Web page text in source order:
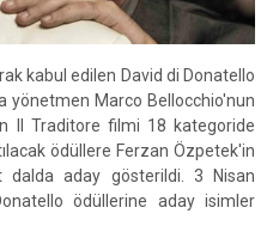
kabul edilen David di Donatello
yönetmen Marco Bellocchio'nun
Il Traditore filmi 18 kategoride
ödüllere Ferzan Özpetek'in
aday gösterildi. 3 Nisan
ödüllerine aday isimler